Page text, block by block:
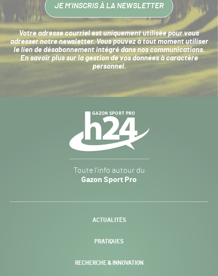
JE M’INSCRIS À LA NEWSLETTER
Votre adresse courriel est uniquement utilisée pour vous
adresser notre newsletter. Vous pouvez à tout moment utiliser
le lien de désabonnement intégré dans nos communications.
En savoir plus sur la gestion de vos données à caractère
personnel.
Sport
Pro
-
Toute l’info autour du
Gazon Sport Pro
ACTUALITÉS
PRATIQUES
RECHERCHE & INNOVATION